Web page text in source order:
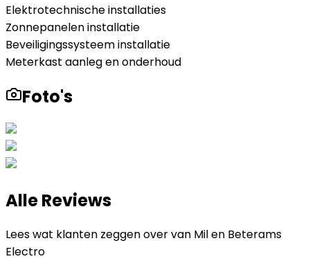
Elektrotechnische installaties
Zonnepanelen installatie
Beveiligingssysteem installatie
Meterkast aanleg en onderhoud
Foto's
Alle Reviews
Lees wat klanten zeggen overvan Mil en Beterams
Electro